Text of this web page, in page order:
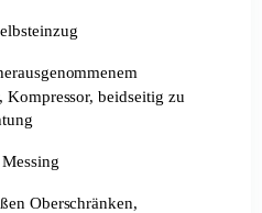
beidseitig zu
Oberschränken,